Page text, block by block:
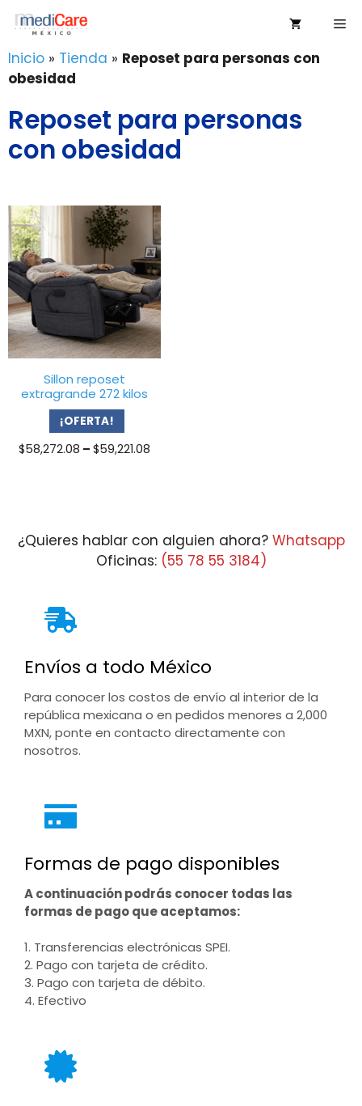
Saltar
contenido
Inicio » Tienda » Reposet para personas con
obesidad
Reposet para personas
con obesidad
Sillon reposet
extragrande 272 kilos
¡OFERTA!
$58,272.08 – $59,221.08
¿Quieres hablar con alguien ahora? Whatsapp
Oficinas: (55 78 55 3184)
Envíos a todo México
Para conocer los costos de envío al interior de la
república mexicana o en pedidos menores a 2,000
MXN, ponte en contacto directamente con
nosotros.
Formas de pago disponibles
A continuación podrás conocer todas las
formas de pago que aceptamos:
1. Transferencias electrónicas SPEI.
2. Pago con tarjeta de crédito.
3. Pago con tarjeta de débito.
4. Efectivo